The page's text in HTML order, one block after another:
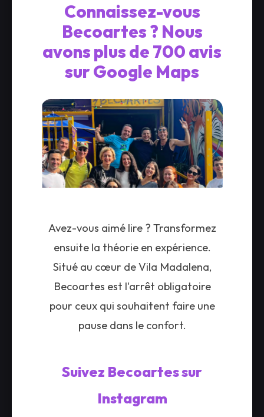
Connaissez-vous
Becoartes ? Nous
avons plus de 700 avis
sur Google Maps
Avez-vous aimé lire ? Transformez
ensuite la théorie en expérience.
Situé au cœur de Vila Madalena,
Becoartes est l'arrêt obligatoire
pour ceux qui souhaitent faire une
pause dans le confort.
Suivez Becoartes sur
Instagram